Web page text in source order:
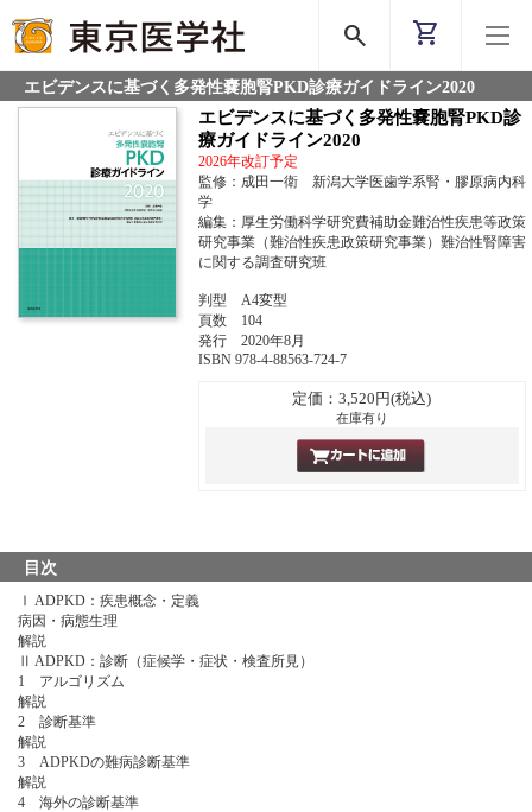
search shopping_cart
エビデンスに基づく多発性嚢胞腎PKD診療ガイドライン2020
エビデンスに基づく多発性嚢胞腎PKD診
療ガイドライン2020
2026年改訂予定
監修：成田一衛 新潟大学医歯学系腎・膠原病内科
学
編集：厚生労働科学研究費補助金難治性疾患等政策
研究事業（難治性疾患政策研究事業）難治性腎障害
に関する調査研究班
判型 A4変型
頁数 104
発行 2020年8月
ISBN 978-4-88563-724-7
定価：3,520円(税込)
在庫有り
目次
Ⅰ ADPKD：疾患概念・定義
病因・病態生理
解説
Ⅱ ADPKD：診断（症候学・症状・検査所見）
1 アルゴリズム
解説
2 診断基準
解説
3 ADPKDの難病診断基準
解説
4 海外の診断基準